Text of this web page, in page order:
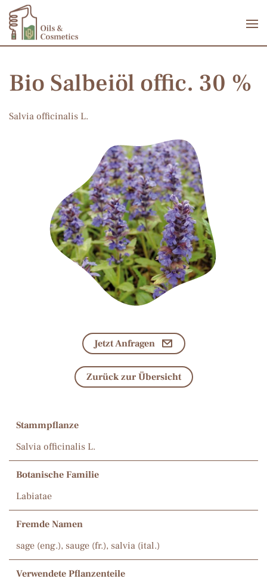
Zum Hauptinhalt springen
Bio Salbeiöl offic. 30 %
Salvia officinalis L.
Jetzt Anfragen
Zurück zur Übersicht
Stammpflanze
Salvia officinalis L.
Botanische Familie
Labiatae
Fremde Namen
sage (eng.), sauge (fr.), salvia (ital.)
Verwendete Pflanzenteile